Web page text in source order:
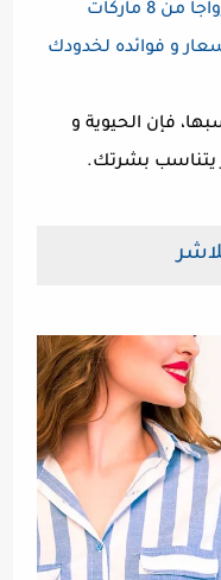
ماركات البلاشر الأكثر رواجا من 8 ماركات
و فوائده لخدودك
فإن الحيوية و
يتناسب بشرتك.